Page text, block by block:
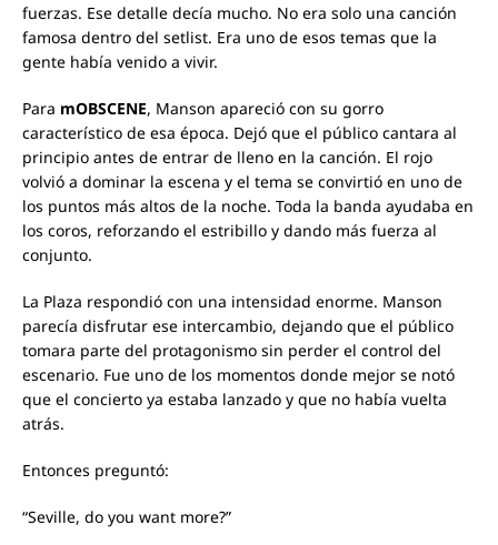
fuerzas. Ese detalle decía mucho. No era solo una canción
famosa dentro del setlist. Era uno de esos temas que la
gente había venido a vivir.
Para mOBSCENE, Manson apareció con su gorro
característico de esa época. Dejó que el público cantara al
principio antes de entrar de lleno en la canción. El rojo
volvió a dominar la escena y el tema se convirtió en uno de
los puntos más altos de la noche. Toda la banda ayudaba en
los coros, reforzando el estribillo y dando más fuerza al
conjunto.
La Plaza respondió con una intensidad enorme. Manson
parecía disfrutar ese intercambio, dejando que el público
tomara parte del protagonismo sin perder el control del
escenario. Fue uno de los momentos donde mejor se notó
que el concierto ya estaba lanzado y que no había vuelta
atrás.
Entonces preguntó:
“Seville, do you want more?”